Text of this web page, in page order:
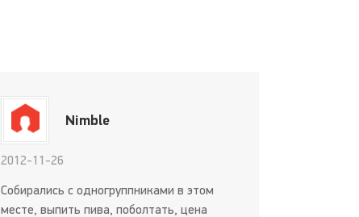
Nimble
2012-11-26
Собирались с одногруппниками в этом
месте, выпить пива, поболтать, цена